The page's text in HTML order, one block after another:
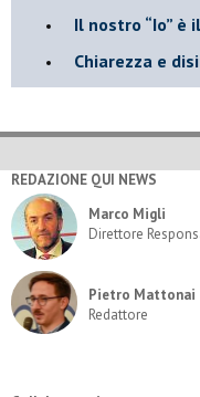
​Il nostro “Io” è
​Chiarezza e
REDAZIONE QUI NEWS
Marco Migli
Direttore
Pietro Mattonai
Redattore